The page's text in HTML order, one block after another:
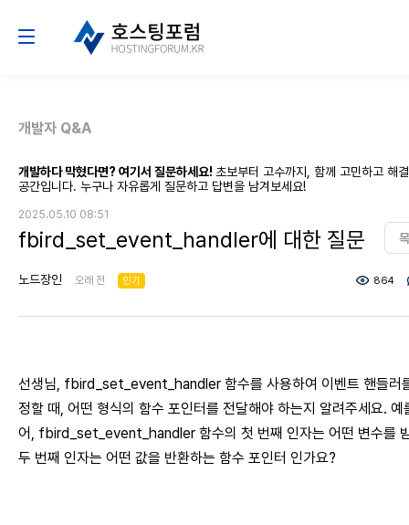
개발자 Q&A
개발하다 막혔다면? 여기서 질문하세요! 초보부터 고수까지, 함께 고민하고 해
공간입니다. 누구나 자유롭게 질문하고 답변을 남겨보세요!
2025.05.10 08:51
fbird_set_event_handler에 대한 질문
노드장인 오래 전 인기 864
선생님, fbird_set_event_handler 함수를 사용하여 이벤트 핸들러
정할 때, 어떤 형식의 함수 포인터를 전달해야 하는지 알려주세요. 예
어, fbird_set_event_handler 함수의 첫 번째 인자는 어떤 변수를
두 번째 인자는 어떤 값을 반환하는 함수 포인터 인가요?